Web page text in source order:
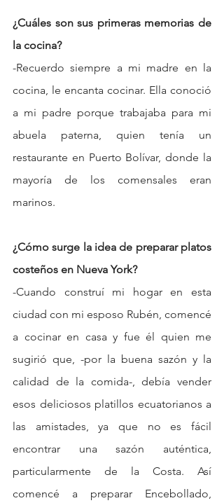
¿Cuáles son sus primeras memorias de
la cocina?
-Recuerdo siempre a mi madre en la
cocina, le encanta cocinar. Ella conoció
a mi padre porque trabajaba para mi
abuela paterna, quien tenía un
restaurante en Puerto Bolívar, donde la
mayoría de los comensales eran
marinos.
¿Cómo surge la idea de preparar platos
costeños en Nueva York?
-Cuando construí mi hogar en esta
ciudad con mi esposo Rubén, comencé
a cocinar en casa y fue él quien me
sugirió que, -por la buena sazón y la
calidad de la comida-, debía vender
esos deliciosos platillos ecuatorianos a
las amistades, ya que no es fácil
encontrar una sazón auténtica,
particularmente de la Costa. Así
comencé a preparar Encebollado,